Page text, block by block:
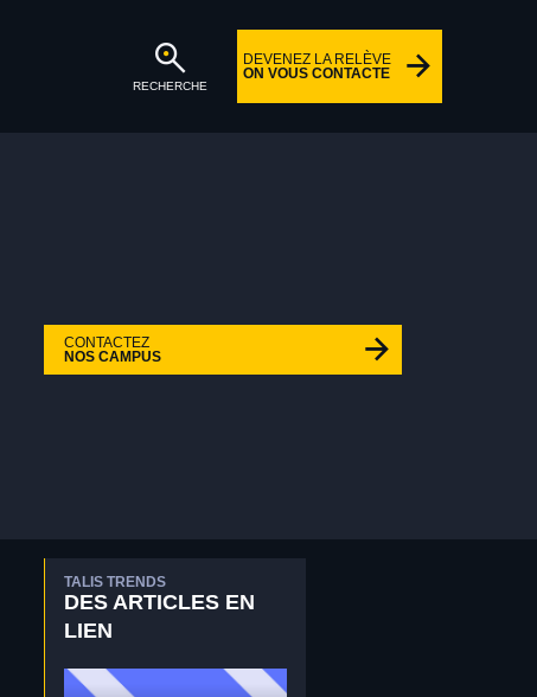
RECHERCHE
DEVENEZ LA RELÈVE
ON VOUS CONTACTE
CONTACTEZ
NOS CAMPUS
TALIS TRENDS
DES ARTICLES EN
LIEN